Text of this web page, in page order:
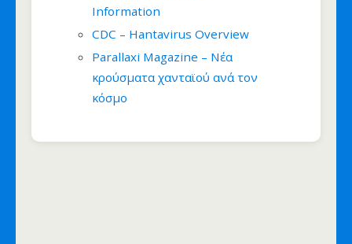
Information
CDC – Hantavirus Overview
Parallaxi Magazine – Νέα
κρούσματα χανταϊού ανά τον
κόσμο